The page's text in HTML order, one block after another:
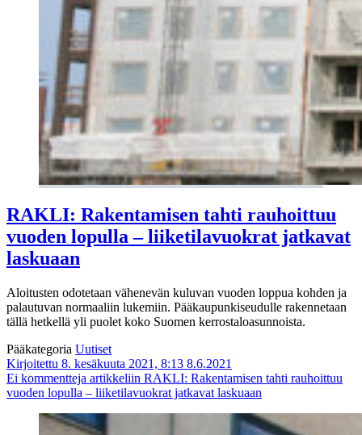
RAKLI: Rakentamisen tahti rauhoittuu
vuoden lopulla – liiketilavuokrat jatkavat
laskuaan
Aloitusten odotetaan vähenevän kuluvan vuoden loppua kohden ja
palautuvan normaaliin lukemiin. Pääkaupunkiseudulle rakennetaan
tällä hetkellä yli puolet koko Suomen kerrostaloasunnoista.
Pääkategoria Uutiset
Kirjoitettu 8. kesäkuuta 2021, 8:13 8.6.2021
Ei kommentteja artikkeliin RAKLI: Rakentamisen tahti rauhoittuu
vuoden lopulla – liiketilavuokrat jatkavat laskuaan